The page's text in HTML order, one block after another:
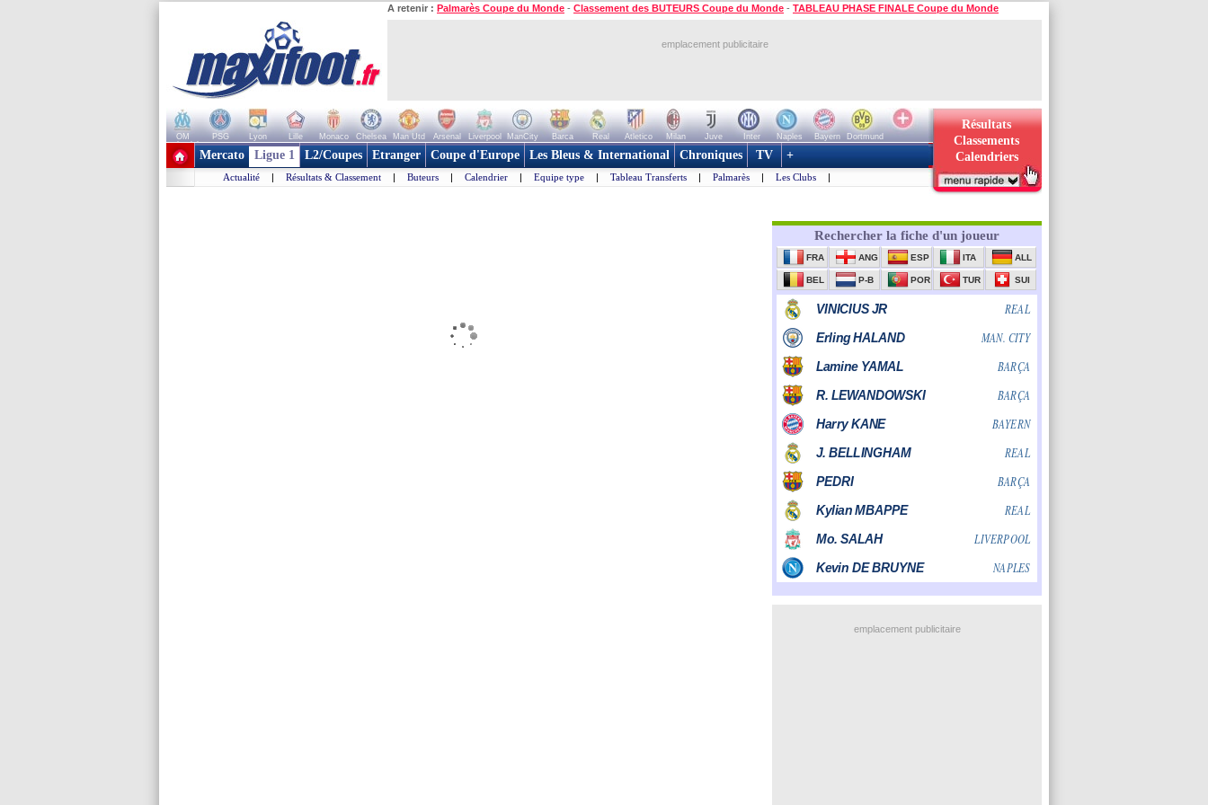
A retenir : Palmarès Coupe du Monde - Classement des BUTEURS Coupe du Monde - TABLEAU PHASE FINALE Coupe du Monde
emplacement publicitaire
OM PSG Lyon Lille Monaco Chelsea Man Utd Arsenal Liverpool ManCity Barca Real Atletico Milan Juve Inter Naples Bayern
Dortmund
+ de clubs
Résultats
Classements
Calendriers
Mercato Ligue 1 L2/Coupes Etranger Coupe d'Europe Les Bleus & International Chroniques TV +
Actualité | Résultats & Classement | Buteurs | Calendrier | Equipe type | Tableau Transferts | Palmarès | Les Clubs |
emplacement publicitaire